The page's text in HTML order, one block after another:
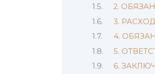
2.
3.
4.
5.
6.